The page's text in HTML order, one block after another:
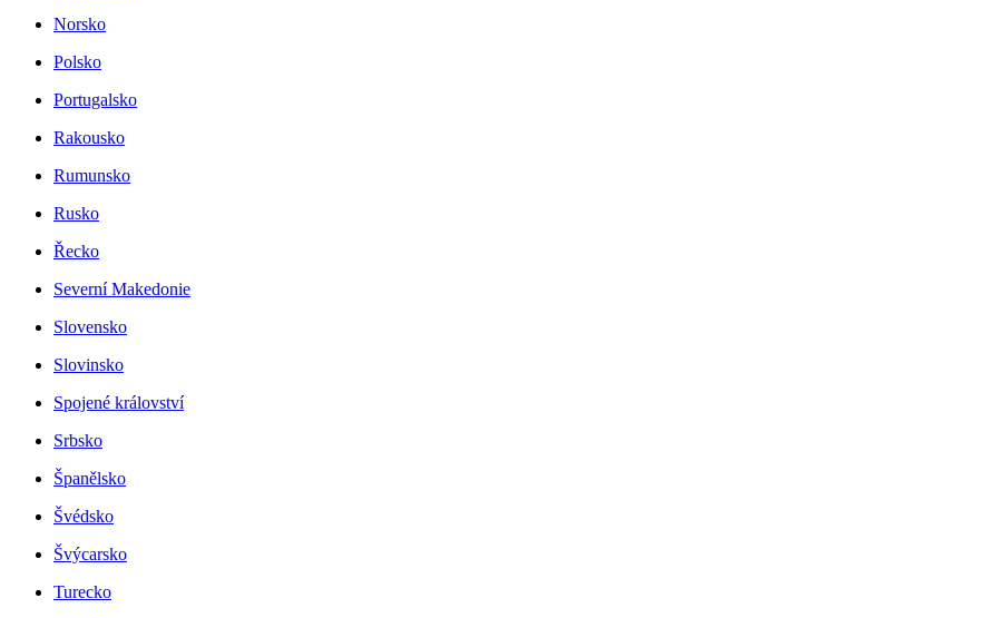
Norsko
Polsko
Portugalsko
Rakousko
Rumunsko
Rusko
Řecko
Severní Makedonie
Slovensko
Slovinsko
Spojené království
Srbsko
Španělsko
Švédsko
Švýcarsko
Turecko